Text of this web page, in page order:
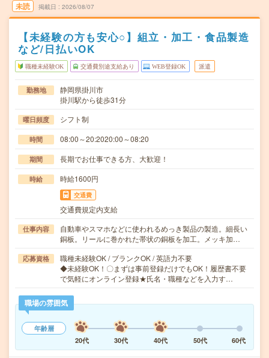
未読 掲載日 2026/08/07
【未経験の方も安心○】組立・加工・食品製造
など/日払いOK
職種未経験OK 交通費別途支給あり WEB登録OK 派遣
勤務地
静岡県掛川市
掛川駅から徒歩31分
曜日頻度 シフト制
時間 08:00～20:2020:00～08:20
期間 長期でお仕事できる方、大歓迎！
時給 時給1600円
交通費
交通費規定内支給
仕事内容
自動車やスマホなどに使われるめっき製品の製造。細長い
銅板。リールに巻かれた帯状の銅板を加工。メッキ加…
応募資格
職種未経験OK / ブランクOK / 英語力不要
◆未経験OK！〇まずは事前登録だけでもOK！履歴書不要
で気軽にオンライン登録★氏名・職種などを入力す…
職場の雰囲気
年齢層
20代
30代 40代 50代 60代